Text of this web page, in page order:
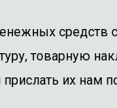
средств с
товарную
их нам